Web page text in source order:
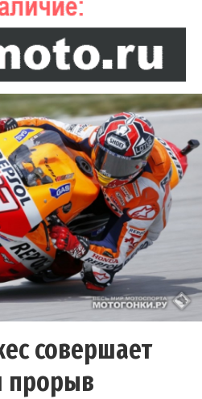
совершает
прорыв